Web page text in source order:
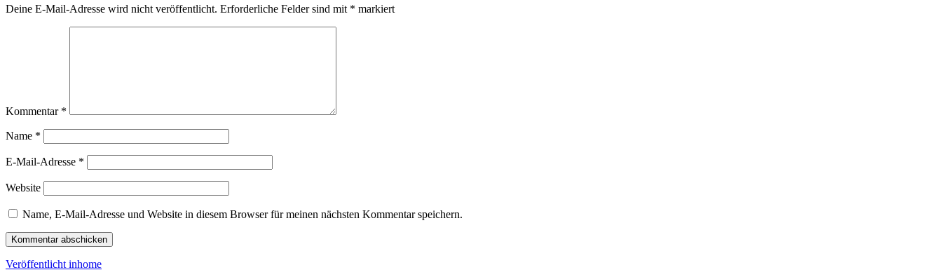
Deine E-Mail-Adresse wird nicht veröffentlicht. Erforderliche Felder sind mit * markiert
Kommentar *
Name *
E-Mail-Adresse *
Website
Name, E-Mail-Adresse und Website in diesem Browser für meinen nächsten Kommentar speichern.
Beitragsnavigation
Veröffentlicht inhome